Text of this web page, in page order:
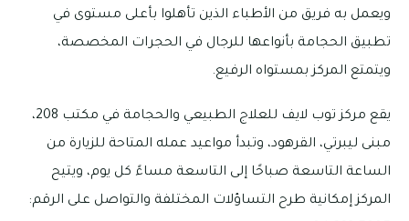
ويعمل به فريق من الأطباء الذين تأهلوا بأعلى مستوى في
تطبيق الحجامة بأنواعها للرجال في الحجرات المخصصة،
ويتمتع المركز بمستواه الرفيع.
يقع مركز توب لايف للعلاج الطبيعي والحجامة في مكتب 208،
مبنى ليبرتي، القرهود، وتبدأ مواعيد عمله المتاحة للزيارة من
الساعة التاسعة صباحًا إلى التاسعة مساءً كل يوم، ويتيح
المركز إمكانية طرح التساؤلات المختلفة والتواصل على الرقم: